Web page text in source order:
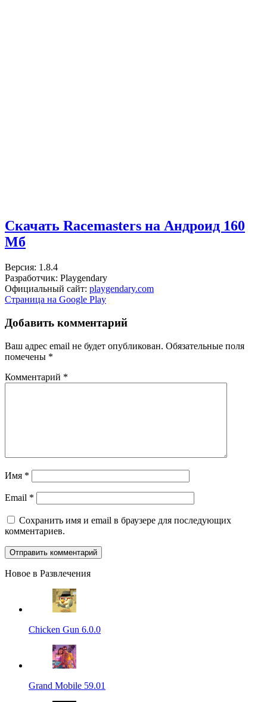
Скачать Racemasters на Андроид 160
Мб
Версия: 1.8.4
Разработчик: Playgendary
Официальный сайт: playgendary.com
Страница на Google Play
Добавить комментарий
Ваш адрес email не будет опубликован. Обязательные поля
помечены *
Комментарий *
Имя *
Email *
Сохранить имя и email в браузере для последующих
комментариев.
Новое в Развлечения
Chicken Gun 6.0.0
Grand Mobile 59.01